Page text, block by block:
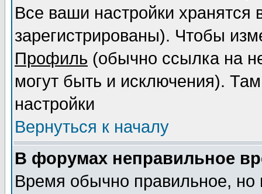
Все ваши настройки
зарегистрированы). Чтобы
Профиль (обычно ссылка на
могут быть и исключения).
настройки
Вернуться к началу
В форумах неправильное
Время обычно правильное,